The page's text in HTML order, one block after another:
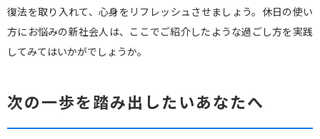
復法を取り入れて、心身をリフレッシュさせましょう。休日の使い
方にお悩みの新社会人は、ここでご紹介したような過ごし方を実践
してみてはいかがでしょうか。
次の一歩を踏み出したいあなたへ